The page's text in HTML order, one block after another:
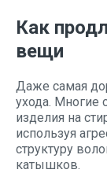
Как
вещи
Даже самая
ухода. Многие
изделия на
используя
структуру
катышков.